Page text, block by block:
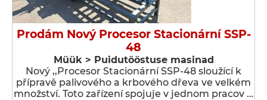
Prodám Nový Procesor Stacionární SSP-
48
Müük > Puidutööstuse masinad
Nový ,,Procesor Stacionární SSP-48 sloužící k
přípravě palivového a krbového dřeva ve velkém
množství. Toto zařízení spojuje v jednom pracov …